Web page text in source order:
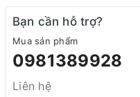
Bạn cần hỗ trợ?
Mua sản phẩm
0981389928
Liên hệ